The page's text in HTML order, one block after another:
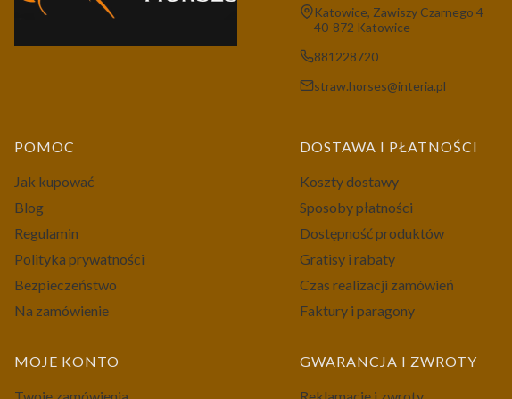
Adres:
Katowice, Zawiszy Czarnego 4
40-872 Katowice
881228720
straw.horses@interia.pl
Linki w stopce
POMOC
Jak kupować
Blog
Regulamin
Polityka prywatności
Bezpieczeństwo
Na zamówienie
DOSTAWA I PŁATNOŚCI
Koszty dostawy
Sposoby płatności
Dostępność produktów
Gratisy i rabaty
Czas realizacji zamówień
Faktury i paragony
MOJE KONTO GWARANCJA I ZWROTY